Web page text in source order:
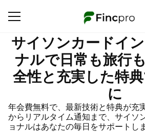
サイソンカードイ
ナルで日常も旅行
全性と充実した特
に
年会費無料で、最新技術と特典が充
からリアルタイム通知まで、サイソ
ョナルはあなたの毎日をサポートし